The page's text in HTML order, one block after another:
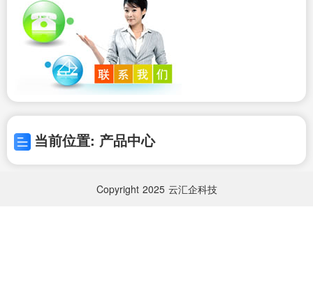
当前位置: 产品中心
Copyright 2025 云汇企科技